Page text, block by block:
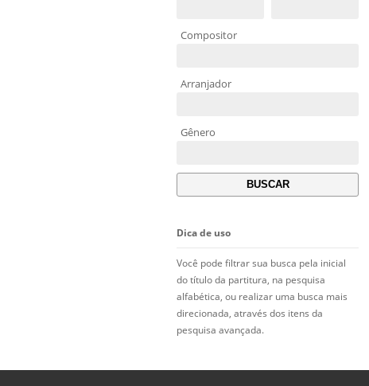
Compositor
Arranjador
Gênero
Dica de uso
Você pode filtrar sua busca pela inicial
do título da partitura, na pesquisa
alfabética, ou realizar uma busca mais
direcionada, através dos itens da
pesquisa avançada.